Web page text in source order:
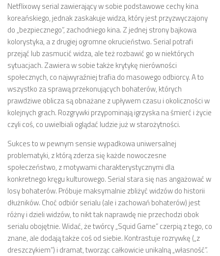
Netflixowy serial zawierający w sobie podstawowe cechy kina
koreańskiego, jednak zaskakuje widza, który jest przyzwyczajony
do „bezpiecznego”, zachodniego kina. Z jednej strony bajkowa
kolorystyka, a z drugiej ogromne okrucieństwo. Serial potrafi
przejąć lub zasmucić widza, ale też rozbawić go w niektórych
sytuacjach. Zawiera w sobie także krytykę nierówności
społecznych, co najwyraźniej trafia do masowego odbiorcy. A to
wszystko za sprawą przekonujących bohaterów, których
prawdziwe oblicza są obnażane z upływem czasu i okoliczności w
kolejnych grach. Rozgrywki przypominają igrzyska na śmierć i życie
czyli coś, co uwielbiali oglądać ludzie już w starożytności.
Sukces to w pewnym sensie wypadkowa uniwersalnej
problematyki, z którą zderza się każde nowoczesne
społeczeństwo, z motywami charakterystycznymi dla
konkretnego kręgu kulturowego. Serial stara się nas angażować w
losy bohaterów. Próbuje maksymalnie zbliżyć widzów do historii
dłużników. Choć odbiór serialu (ale i zachowań bohaterów) jest
różny i dzieli widzów, to nikt tak naprawdę nie przechodzi obok
serialu obojętnie. Widać, że twórcy „Squid Game” czerpią z tego, co
znane, ale dodają także coś od siebie. Kontrastuje rozrywkę („z
dreszczykiem”) i dramat, tworząc całkowicie unikalną „własność”.